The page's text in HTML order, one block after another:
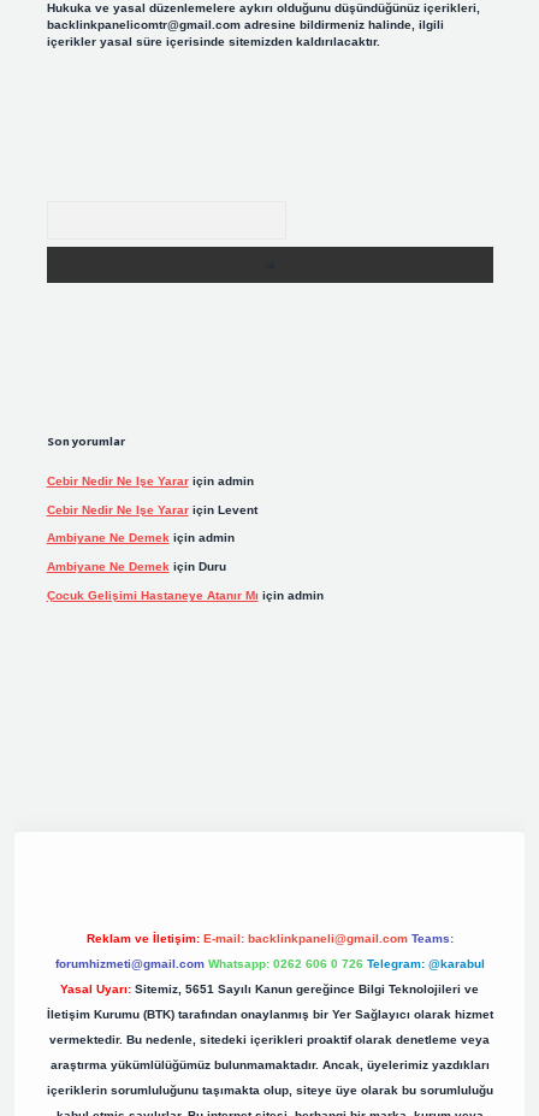
Hukuka ve yasal düzenlemelere aykırı olduğunu düşündüğünüz içerikleri,
backlinkpanelicomtr@gmail.comadresine bildirmeniz halinde, ilgili
içerikler yasal süre içerisinde sitemizden kaldırılacaktır.
Son yorumlar
Cebir Nedir Ne Işe Yarariçin admin
Cebir Nedir Ne Işe Yarariçin Levent
Ambiyane Ne Demekiçin admin
Ambiyane Ne Demek için Duru
Çocuk Gelişimi Hastaneye Atanır Mı için admin
Reklam ve İletişim: E-mail: backlinkpaneli@gmail.com Teams:
forumhizmeti@gmail.com Whatsapp: 0262 606 0 726 Telegram: @karabul
Yasal Uyarı: Sitemiz, 5651 Sayılı Kanun gereğince Bilgi Teknolojileri ve
İletişim Kurumu (BTK) tarafından onaylanmış bir Yer Sağlayıcı olarak hizmet
vermektedir. Bu nedenle, sitedeki içerikleri proaktif olarak denetleme veya
araştırma yükümlülüğümüz bulunmamaktadır. Ancak, üyelerimiz yazdıkları
içeriklerin sorumluluğunu taşımakta olup, siteye üye olarak bu sorumluluğu